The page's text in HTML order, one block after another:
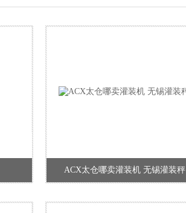
ACX太仓哪卖灌装机 无锡灌装秤